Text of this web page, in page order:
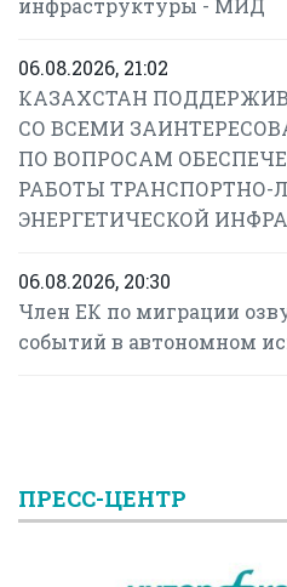
инфраструктуры - МИД
06.08.2026, 21:02
КАЗАХСТАН
СО ВСЕМИ
ПО ВОПРОСАМ
РАБОТЫ ТРАНСПОРТНО-
ЭНЕРГЕТИЧЕСКОЙ
06.08.2026, 20:30
Член ЕК по миграции
событий в автономном
ПРЕСС-ЦЕНТР